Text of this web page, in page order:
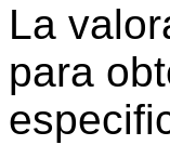
La
para